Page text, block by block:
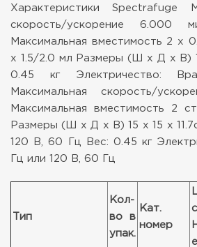
Характеристики Spectrafuge
скорость/ускорение 6.000
Максимальная вместимость 2 x
x 1.5/2.0 мл Размеры (Ш x Д x В)
0.45 кг Электричество:
Максимальная скорость/
Максимальная вместимость 2
Размеры (Ш x Д x В) 15 x 15 x
120 В, 60 Гц
Вес: 0.45 кг
Гц или 120 В, 60 Гц
Тип
Кол-
во в
упак.
Кат.
номер
с